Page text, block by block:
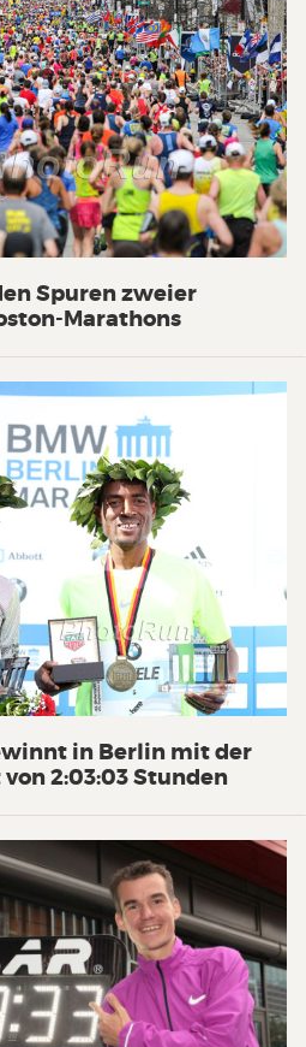
Spuren zweier
Marathons
in Berlin mit der
2:03:03 Stunden